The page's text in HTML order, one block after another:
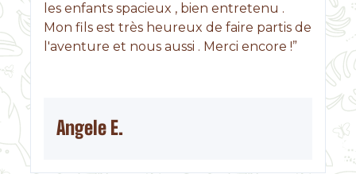
les enfants spacieux , bien entretenu .
Mon fils est très heureux de faire partis de
l'aventure et nous aussi . Merci encore !”
Angele E.